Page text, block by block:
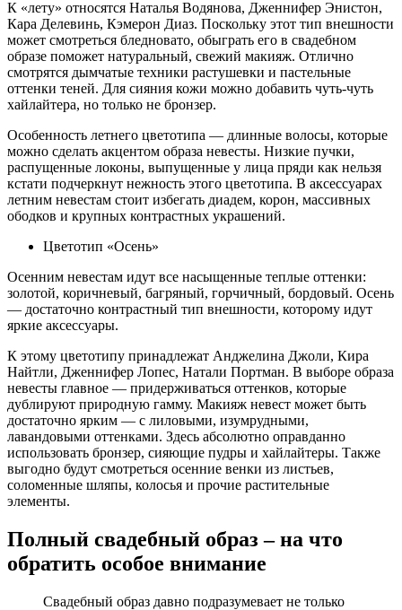
К «лету» относятся Наталья Водянова, Дженнифер Энистон,
Кара Делевинь, Кэмерон Диаз. Поскольку этот тип внешности
может смотреться бледновато, обыграть его в свадебном
образе поможет натуральный, свежий макияж. Отлично
смотрятся дымчатые техники растушевки и пастельные
оттенки теней. Для сияния кожи можно добавить чуть-чуть
хайлайтера, но только не бронзер.
Особенность летнего цветотипа — длинные волосы, которые
можно сделать акцентом образа невесты. Низкие пучки,
распущенные локоны, выпущенные у лица пряди как нельзя
кстати подчеркнут нежность этого цветотипа. В аксессуарах
летним невестам стоит избегать диадем, корон, массивных
ободков и крупных контрастных украшений.
Цветотип «Осень»
Осенним невестам идут все насыщенные теплые оттенки:
золотой, коричневый, багряный, горчичный, бордовый. Осень
— достаточно контрастный тип внешности, которому идут
яркие аксессуары.
К этому цветотипу принадлежат Анджелина Джоли, Кира
Найтли, Дженнифер Лопес, Натали Портман. В выборе образа
невесты главное — придерживаться оттенков, которые
дублируют природную гамму. Макияж невест может быть
достаточно ярким — с лиловыми, изумрудными,
лавандовыми оттенками. Здесь абсолютно оправданно
использовать бронзер, сияющие пудры и хайлайтеры. Также
выгодно будут смотреться осенние венки из листьев,
соломенные шляпы, колосья и прочие растительные
элементы.
Полный свадебный образ – на что
обратить особое внимание
Свадебный образ давно подразумевает не только